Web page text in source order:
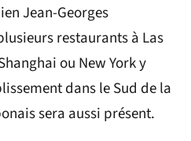
Jean-Georges
restaurants à Las
ou New York y
dans le Sud de la
sera aussi présent.